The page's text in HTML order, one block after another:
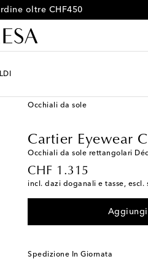
oltre CHF450
Occhiali da sole
Cartier Eyewear
Occhiali da sole rettangolari
CHF 1.315
original price
incl. dazi doganali e tasse, escl.
Spedizione In Giornata